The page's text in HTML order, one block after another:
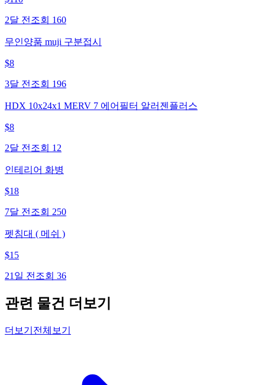
2달 전 조회 160
무인양품 muji 구분접시
$8
3달 전 조회 196
HDX 10x24x1 MERV 7 에어필터 알러젠플러스
$8
2달 전 조회 12
인테리어 화병
$18
7달 전 조회 250
펫침대 ( 메쉬 )
$15
21일 전 조회 36
관련 물건 더보기
더보기 전체보기